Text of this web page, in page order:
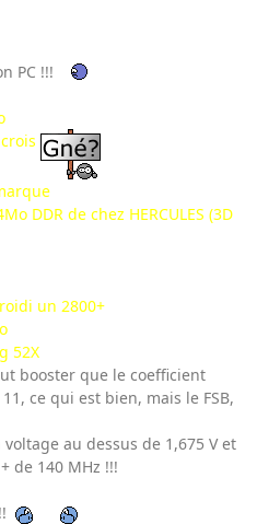
PC !!!
DDR de chez HERCULES (3D
un 2800+
52X
booster que le coefficient
ce qui est bien, mais le FSB,
au dessus de 1,675 V et
de 140 MHz !!!